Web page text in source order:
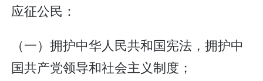
应征公民：
（一）拥护中华人民共和国宪法，拥护中
国共产党领导和社会主义制度；